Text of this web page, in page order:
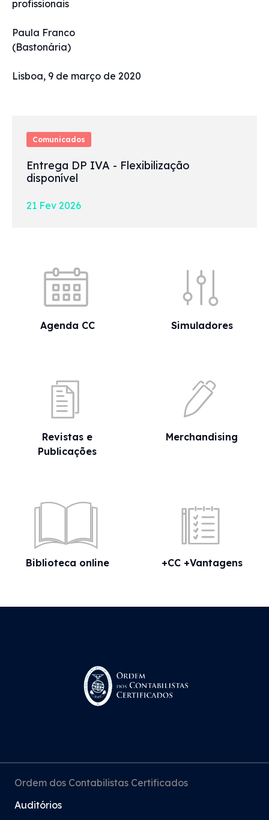
Comunicados
Entrega DP IVA - Flexibilização
disponível
21 Fev 2026
profissionais
Paula Franco
(Bastonária)
Lisboa, 9 de março de 2020
Agenda CC Simuladores
Revistas e
Publicações
Merchandising
Biblioteca online +CC +Vantagens
Ordem dos Contabilistas Certificados
Auditórios